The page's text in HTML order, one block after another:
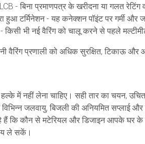
- बिना प्रमाणपत्र के खरीदना या गलत रेटिंग
हुआ टर्मिनेशन- यह कनेक्शन पॉइंट पर गर्मी और
- किसी भी नई वैरिंग को चालू करने से पहले
वैरिंग प्रणाली को अधिक सुरक्षित, टिकाऊ और
में नहीं लेना चाहिए। सही तार का चयन,
जलवायु, बिजली की अनियमित सप्लाई
हैं कि कौन से मटेरियल और डिजाइन आपके घर
ले सकें।